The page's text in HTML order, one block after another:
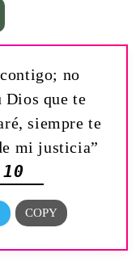
no
Dios que te
siempre te
mi justicia”